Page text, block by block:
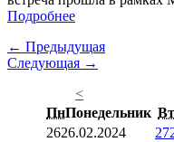
Подробнее
← Предыдущая
Следующая →
<
ПнПонедельник Вт
2626.02.2024 27